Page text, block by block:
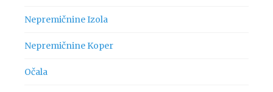
Nepremičnine Izola
Nepremičnine Koper
Očala